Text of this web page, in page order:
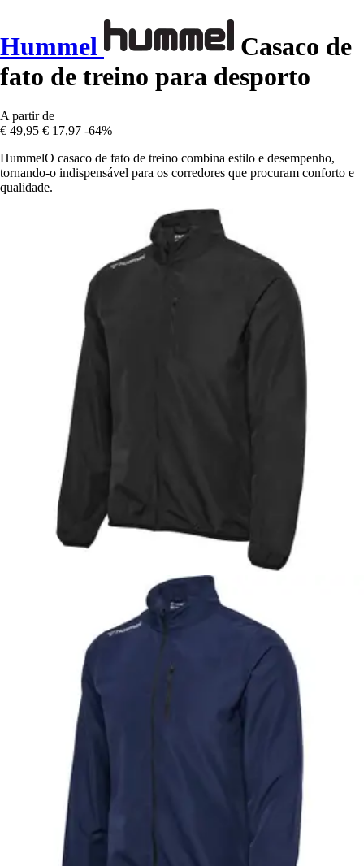
Hummel
Casaco de
fato de treino para desporto
A partir de
€ 49,95 € 17,97 -64%
HummelO casaco de fato de treino combina estilo e desempenho,
tornando-o indispensável para os corredores que procuram conforto e
qualidade.